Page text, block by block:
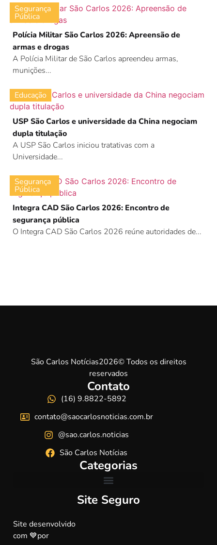
Segurança
Pública
Polícia Militar São Carlos 2026: Apreensão de
armas e drogas
A Polícia Militar de São Carlos apreendeu armas,
munições...
Educação
USP São Carlos e universidade da China negociam
dupla titulação
A USP São Carlos iniciou tratativas com a
Universidade...
Segurança
Pública
Integra CAD São Carlos 2026: Encontro de
segurança pública
O Integra CAD São Carlos 2026 reúne autoridades de...
São Carlos Notícias2026© Todos os direitos
reservados
Contato
(16) 9.8822-5892
contato@saocarlosnoticias.com.br
@sao.carlos.noticias
São Carlos Notícias
Categorias
Site Seguro
Site desenvolvido
com 💙por